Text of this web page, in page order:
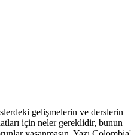
gelişmelerin ve derslerin
için neler gereklidir, bunun